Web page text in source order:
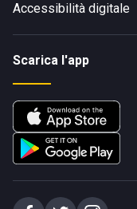
Accessibilità digitale
Scarica l'app